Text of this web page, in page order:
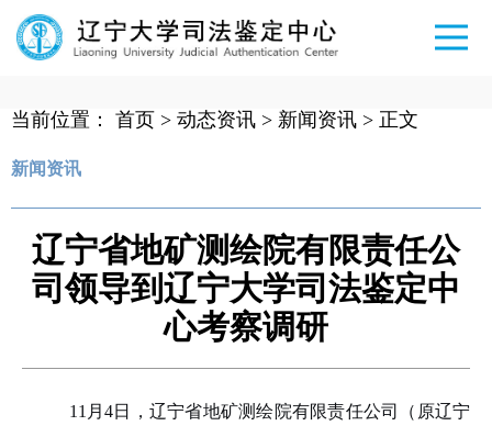
当前位置： 首页 > 动态资讯 > 新闻资讯 > 正文
新闻资讯
辽宁省地矿测绘院有限责任公
司领导到辽宁大学司法鉴定中
心考察调研
11 月 4日，辽宁省地矿测绘院有限责任公司（原辽宁